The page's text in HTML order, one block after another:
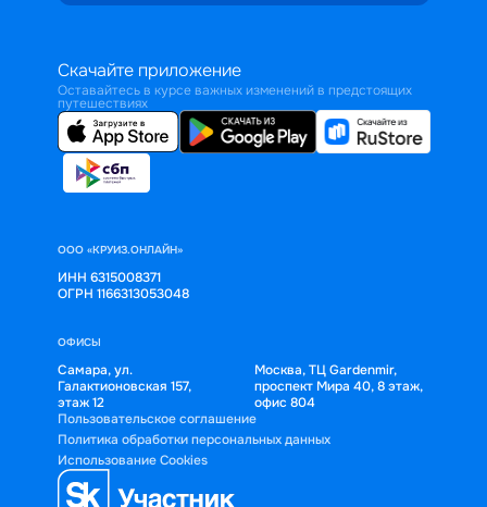
Скачайте приложение
Оставайтесь в курсе важных изменений в предстоящих
путешествиях
ООО «КРУИЗ.ОНЛАЙН»
ИНН 6315008371
ОГРН 1166313053048
ОФИСЫ
Самара, ул.
Галактионовская 157,
этаж 12
Москва, ТЦ Gardenmir,
проспект Мира 40, 8 этаж,
офис 804
Пользовательское соглашение
Политика обработки персональных данных
Использование Cookies